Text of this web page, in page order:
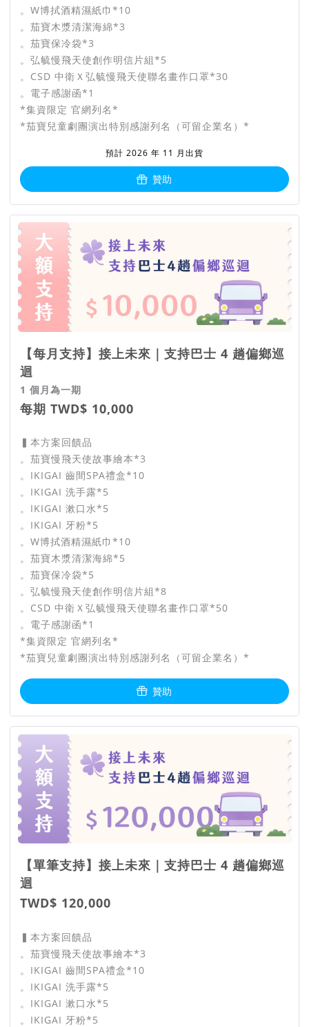
。W博拭酒精濕紙巾*10
。茄寶木漿清潔海綿*3
。茄寶保冷袋*3
。弘毓慢飛天使創作明信片組*5
。CSD 中衛Ｘ弘毓慢飛天使聯名畫作口罩*30
。電子感謝函*1
*集資限定 官網列名*
*茄寶兒童劇團演出特別感謝列名（可留企業名）*
預計 2026 年 11 月出貨
贊助
【每月支持】接上未來｜支持巴士 4 趟偏鄉巡
迴
1 個月為一期
每期 TWD$ 10,000
▍本方案回饋品
。茄寶慢飛天使故事繪本*3
。IKIGAI 齒間SPA禮盒*10
。IKIGAI 洗手露*5
。IKIGAI 漱口水*5
。IKIGAI 牙粉*5
。W博拭酒精濕紙巾*10
。茄寶木漿清潔海綿*5
。茄寶保冷袋*5
。弘毓慢飛天使創作明信片組*8
。CSD 中衛Ｘ弘毓慢飛天使聯名畫作口罩*50
。電子感謝函*1
*集資限定 官網列名*
*茄寶兒童劇團演出特別感謝列名（可留企業名）*
贊助
【單筆支持】接上未來｜支持巴士 4 趟偏鄉巡
迴
TWD$ 120,000
▍本方案回饋品
。茄寶慢飛天使故事繪本*3
。IKIGAI 齒間SPA禮盒*10
。IKIGAI 洗手露*5
。IKIGAI 漱口水*5
。IKIGAI 牙粉*5